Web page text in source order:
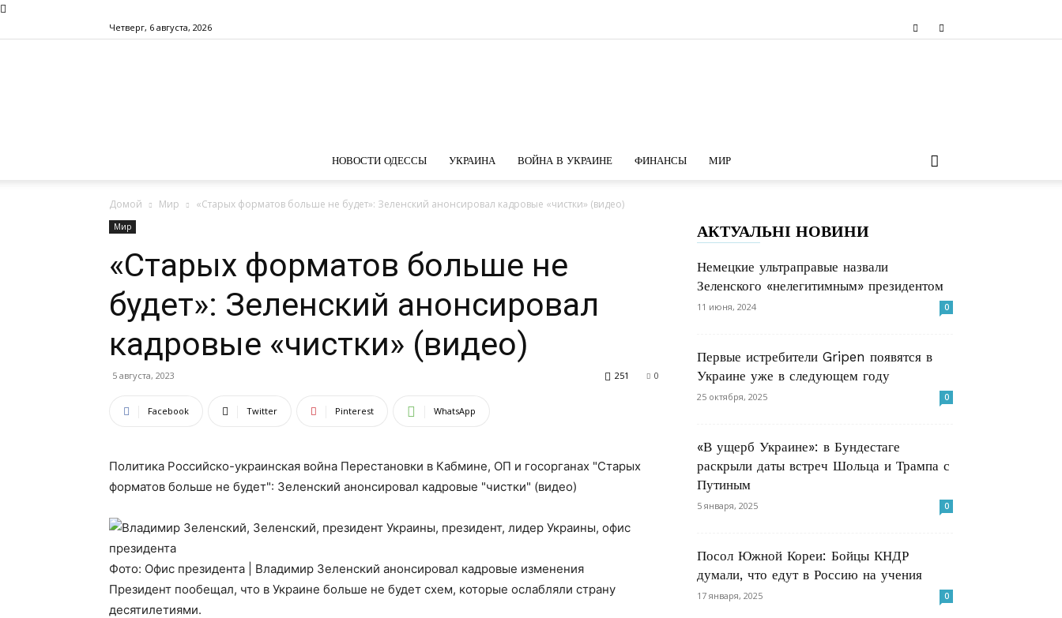
Четверг, 6 августа, 2026
НОВОСТИ ОДЕССЫ УКРАИНА ВОЙНА В УКРАИНЕ ФИНАНСЫ МИР
Домой Мир «Старых форматов больше не будет»: Зеленский анонсировал кадровые «чистки» (видео)
Мир
«Старых форматов больше не
будет»: Зеленский анонсировал
кадровые «чистки» (видео)
5 августа, 2023 0
251
Facebook Twitter Pinterest WhatsApp
Политика Российско-украинская война Перестановки в Кабмине, ОП и госорганах "Старых
форматов больше не будет": Зеленский анонсировал кадровые "чистки" (видео)
Фото: Офис президента | Владимир Зеленский анонсировал кадровые изменения
Президент пообещал, что в Украине больше не будет схем, которые ослабляли страну
десятилетиями.
АКТУАЛЬНІ НОВИНИ
Немецкие ультраправые назвали
Зеленского «нелегитимным» президентом
11 июня, 2024 0
Первые истребители Gripen появятся в
Украине уже в следующем году
25 октября, 2025 0
«В ущерб Украине»: в Бундестаге
раскрыли даты встреч Шольца и Трампа с
Путиным
5 января, 2025 0
Посол Южной Кореи: Бойцы КНДР
думали, что едут в Россию на учения
17 января, 2025 0